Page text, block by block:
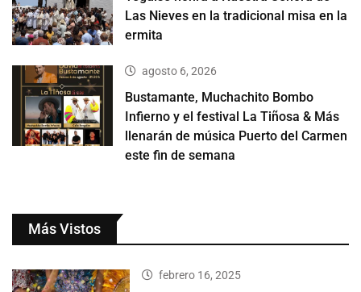
Las Nieves en la tradicional misa en la
ermita
agosto 6, 2026
Bustamante, Muchachito Bombo
Infierno y el festival La Tiñosa & Más
llenarán de música Puerto del Carmen
este fin de semana
Más Vistos
febrero 16, 2025